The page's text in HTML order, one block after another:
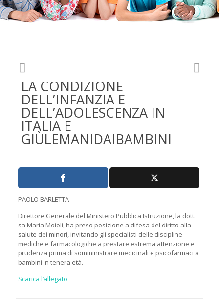
LA CONDIZIONE
DELL’INFANZIA E
DELL’ADOLESCENZA IN
ITALIA E
GIÙLEMANIDAIBAMBINI
PAOLO BARLETTA
Direttore Generale del Ministero Pubblica Istruzione, la dott.
sa Maria Moioli, ha preso posizione a difesa del diritto alla
salute dei minori, invitando gli specialisti delle discipline
mediche e farmacologiche a prestare estrema attenzione e
prudenza prima di somministrare medicinali e psicofarmaci a
bambini in tenera età.
Scarica l’allegato